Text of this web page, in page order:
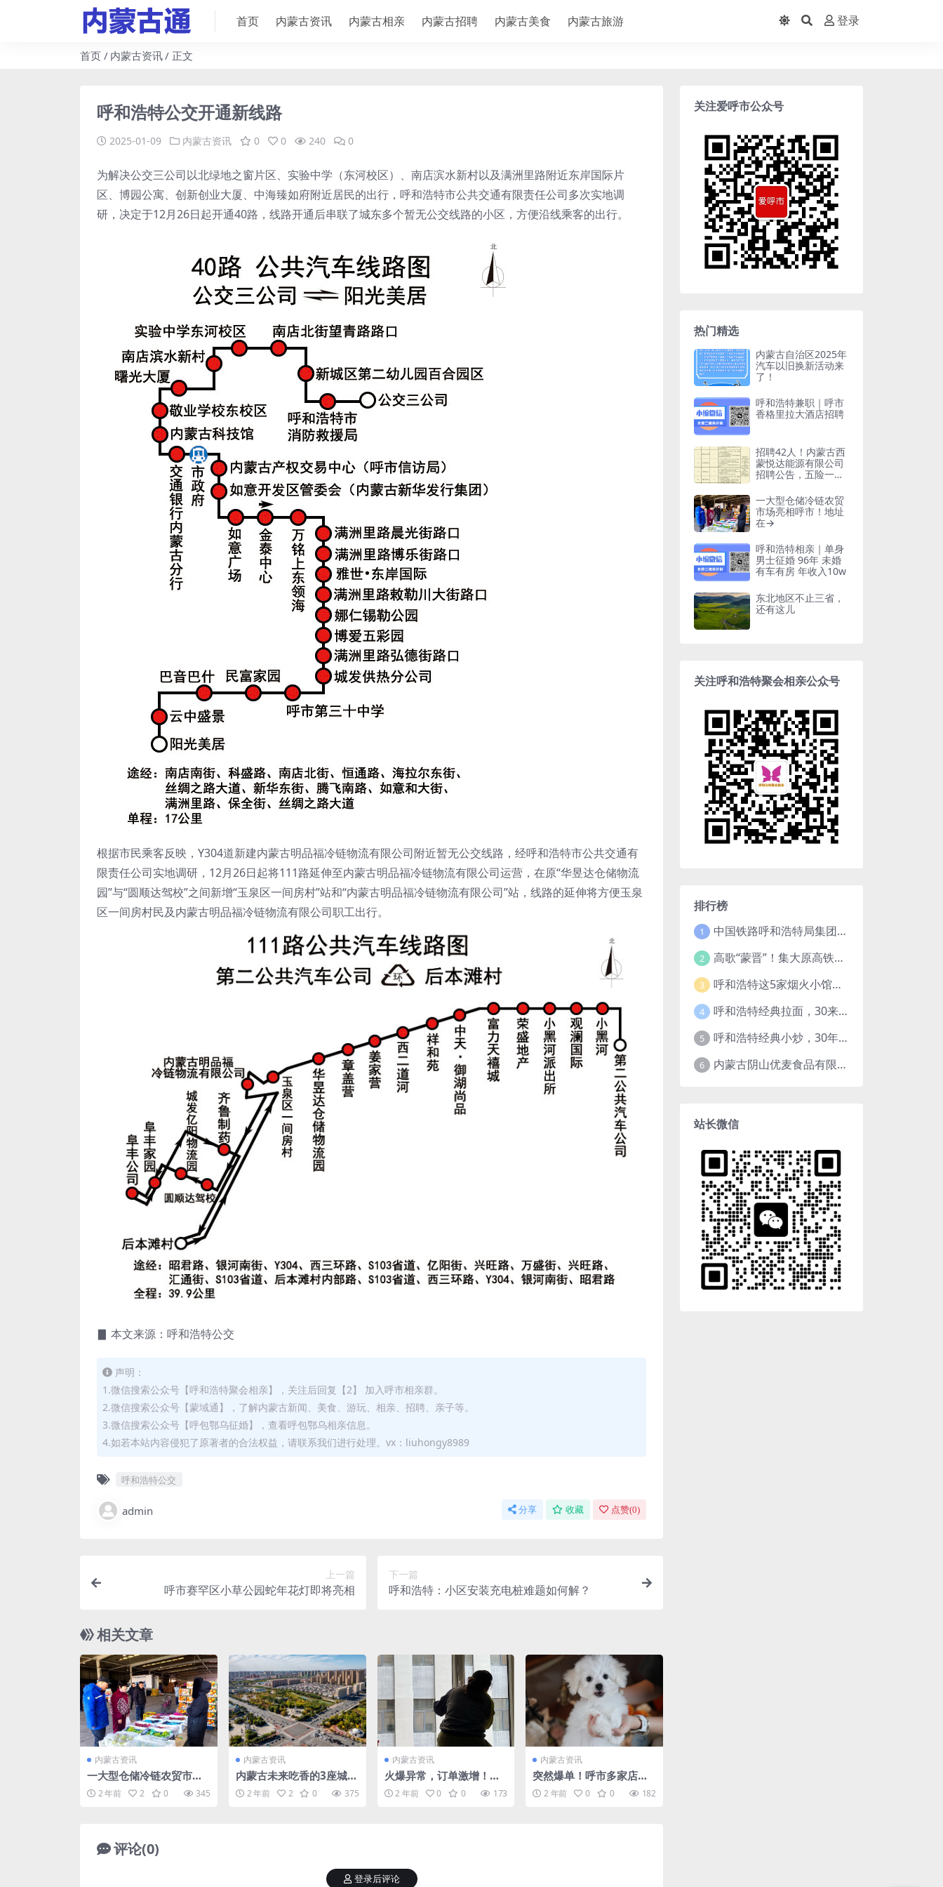
首页 内蒙古资讯 内蒙古相亲 内蒙古招聘 内蒙古美食 内蒙古旅游 登录
首页 内蒙古资讯 正文
呼和浩特公交开通新线路
2025-01-09 内蒙古资讯 0 0 240 0
为解决公交三公司以北绿地之窗片区、实验中学（东河校区）、南店滨水新村以及满洲里路附近东岸国际片
区、博园公寓、创新创业大厦、中海臻如府附近居民的出行，呼和浩特市公共交通有限责任公司多次实地调
研，决定于12月26日起开通40路，线路开通后串联了城东多个暂无公交线路的小区，方便沿线乘客的出行。
根据市民乘客反映，Y304道新建内蒙古明品福冷链物流有限公司附近暂无公交线路，经呼和浩特市公共交通有
限责任公司实地调研，12月26日起将111路延伸至内蒙古明品福冷链物流有限公司运营，在原“华昱达仓储物流
园”与“圆顺达驾校”之间新增“玉泉区一间房村”站和“内蒙古明品福冷链物流有限公司”站，线路的延伸将方便玉泉
区一间房村民及内蒙古明品福冷链物流有限公司职工出行。
▊ 本文来源：呼和浩特公交
声明：
1.微信搜索公众号【呼和浩特聚会相亲】，关注后回复【2】 加入呼市相亲群。
2.微信搜索公众号【蒙域通】，了解内蒙古新闻、美食、游玩、相亲、招聘、亲子等。
3.微信搜索公众号【呼包鄂乌征婚】，查看呼包鄂乌相亲信息。
4.如若本站内容侵犯了原著者的合法权益，请联系我们进行处理。vx：liuhongy8989
呼和浩特公交
admin 分享 收藏 点赞(0)
上一篇
呼市赛罕区小草公园蛇年花灯即将亮相
下一篇
呼和浩特：小区安装充电桩难题如何解？
相关文章
内蒙古资讯
一大型仓储冷链农贸市场
亮相呼市！地址在→
2 年前 2 0 345
内蒙古资讯
内蒙古未来吃香的3座城
市，省会呼和浩特落榜，
其中有你的家乡吗
2 年前 2 0 375
内蒙古资讯
火爆异常，订单激增！呼
市老板：马上要涨价，今
年来得特别早……
2 年前 0 0 173
内蒙古资讯
突然爆单！呼市多家店排
满！很多人提前下手了…
2 年前 0 0 182
评论(0)
登录后评论
关注爱呼市公众号
热门精选
内蒙古自治区2025年
汽车以旧换新活动来
了！
呼和浩特兼职｜呼市
香格里拉大酒店招聘
招聘42人！内蒙古西
蒙悦达能源有限公司
招聘公告，五险一
一大型仓储冷链农贸
市场亮相呼市！地址
在→
呼和浩特相亲｜单身
男士征婚 96年 未婚
有车有房 年收入10w
东北地区不止三省，
还有这儿
关注呼和浩特聚会相亲公众号
排行榜
1 中国铁路呼和浩特局集团有限公司2025年招聘高校毕业生公告（1月15日截止）
2 高歌“蒙晋”！集大原高铁开通运营
3 呼和浩特这5家烟火小馆，都在一个小区，小区越老，小店“越破”，越有味道
4 呼和浩特经典拉面，30来年老店，一餐一面，舒服！
5 呼和浩特经典小炒，30年小馆，鱼香肉丝，过油肉土豆片，干炸里脊，全了！
6 内蒙古阴山优麦食品有限公司
站长微信